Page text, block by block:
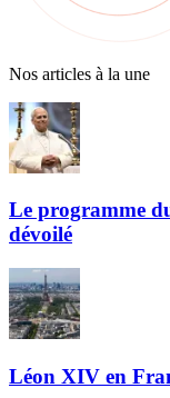
Nos articles à la une
Le programme
dévoilé
Léon XIV en